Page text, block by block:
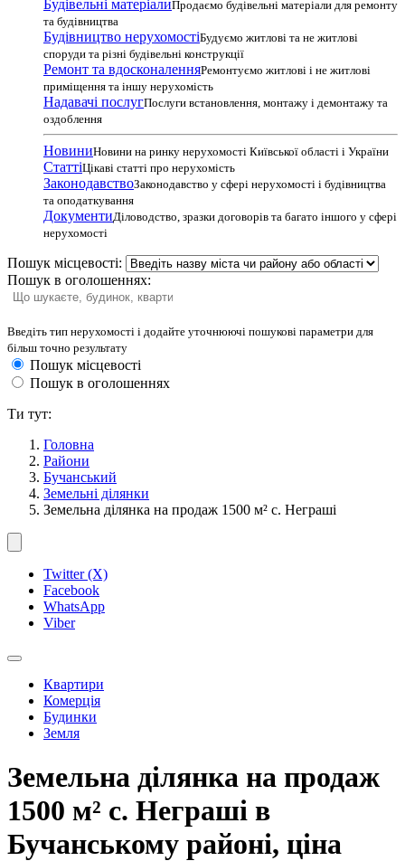
Будівельні матеріалиПродаємо будівельні матеріали для ремонту
та будівництва
Будівництво нерухомостіБудуємо житлові та не житлові
споруди та різні будівельні конструкції
Ремонт та вдосконаленняРемонтуємо житлові і не житлові
приміщення та іншу нерухомість
Надавачі послугПослуги встановлення, монтажу і демонтажу та
оздоблення
НовиниНовини на ринку нерухомості Київської області і України
СтаттіЦікаві статті про нерухомість
ЗаконодавствоЗаконодавство у сфері нерухомості і будівництва
та оподаткування
ДокументиДіловодство, зразки договорів та багато іншого у сфері
нерухомості
Пошук місцевості:
Пошук в оголошеннях:
Введіть тип нерухомості і додайте уточнюючі пошукові параметри для
більш точно результату
Пошук місцевості
Пошук в оголошеннях
Ти тут:
Головна
Райони
Бучанський
Земельні ділянки
Земельна ділянка на продаж 1500 м² с. Неграші
Twitter (X)
Facebook
WhatsApp
Viber
Квартири
Комерція
Будинки
Земля
Земельна ділянка на продаж
1500 м² с. Неграші в
Бучанському районі, ціна